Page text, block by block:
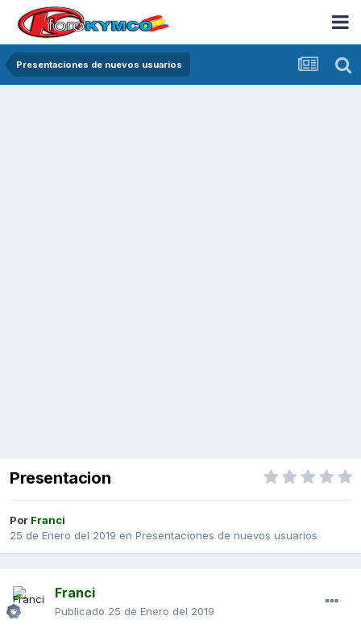
Presentaciones de nuevos usuarios
Presentacion
Por Franci
25 de Enero del 2019 en Presentaciones de nuevos usuarios
Franci
Publicado 25 de Enero del 2019